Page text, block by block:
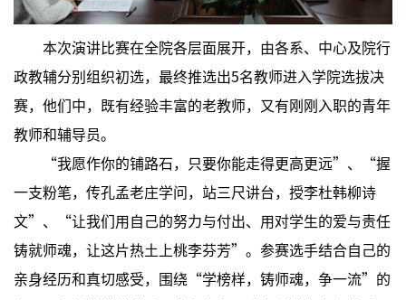
本次演讲比赛在全院各层面展开，由各系、中心及院行
政教辅分别组织初选，最终推选出5名教师进入学院选拔决
赛，他们中，既有经验丰富的老教师，又有刚刚入职的青年
教师和辅导员。
“我愿作你的铺路石，只要你能走得更高更远”、“握
一支粉笔，传孔孟老庄学问，站三尺讲台，授李杜韩柳诗
文”、“让我们用自己的努力与付出、用对学生的爱与责任
铸就师魂，让这片热土上桃李芬芳”。参赛选手结合自己的
亲身经历和真切感受，围绕“学榜样，铸师魂，争一流”的